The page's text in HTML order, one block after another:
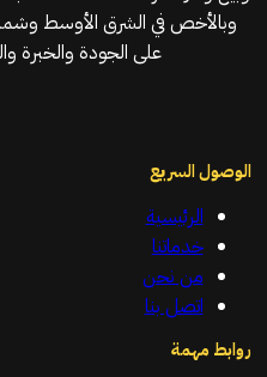
وبالأخص في الشرق الأوسط
على الجودة والخبرة
الوصول السريع
الرئيسية
خدماتنا
من نحن
اتصل بنا
روابط مهمة